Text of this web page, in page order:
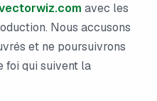
avec les
Nous accusons
et ne poursuivrons
foi qui suivent la